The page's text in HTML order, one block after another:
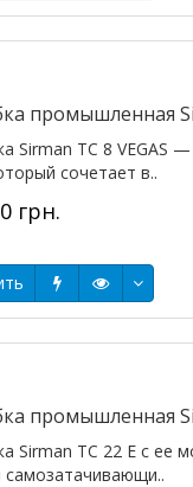
промышленная
Sirman TC 8 VEGAS
сочетает в..
грн.
промышленная
Sirman TC 22 E с ее
самозатачивающи..